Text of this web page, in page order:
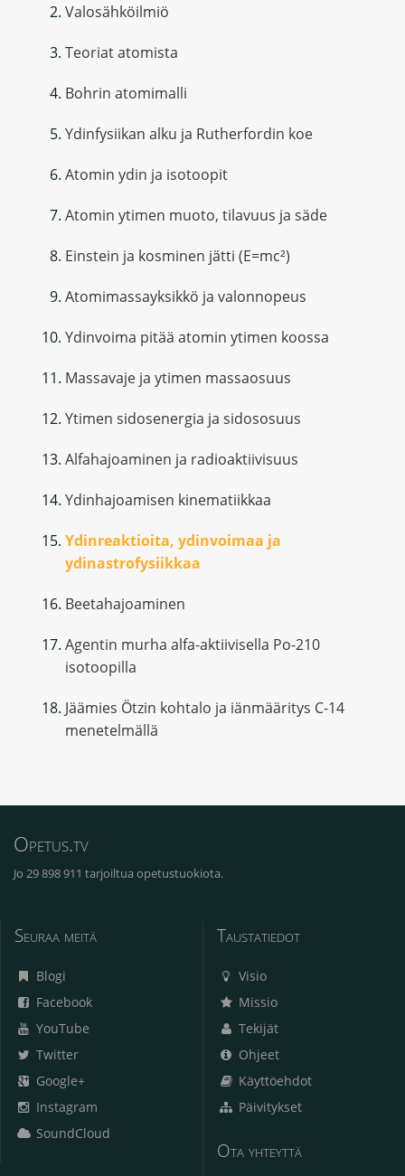
Valosähköilmiö
Teoriat atomista
Bohrin atomimalli
Ydinfysiikan alku ja Rutherfordin koe
Atomin ydin ja isotoopit
Atomin ytimen muoto, tilavuus ja säde
Einstein ja kosminen jätti (E=mc²)
Atomimassayksikkö ja valonnopeus
Ydinvoima pitää atomin ytimen koossa
Massavaje ja ytimen massaosuus
Ytimen sidosenergia ja sidososuus
Alfahajoaminen ja radioaktiivisuus
Ydinhajoamisen kinematiikkaa
Ydinreaktioita, ydinvoimaa ja
ydinastrofysiikkaa
Beetahajoaminen
Agentin murha alfa-aktiivisella Po-210
isotoopilla
Jäämies Ötzin kohtalo ja iänmääritys C-14
menetelmällä
Opetus.tv
Jo 29 898 911 tarjoiltua opetustuokiota.
Seuraa meitä
Blogi
Facebook
YouTube
Twitter
Google+
Instagram
SoundCloud
Taustatiedot
Visio
Missio
Tekijät
Ohjeet
Käyttöehdot
Päivitykset
Ota yhteyttä